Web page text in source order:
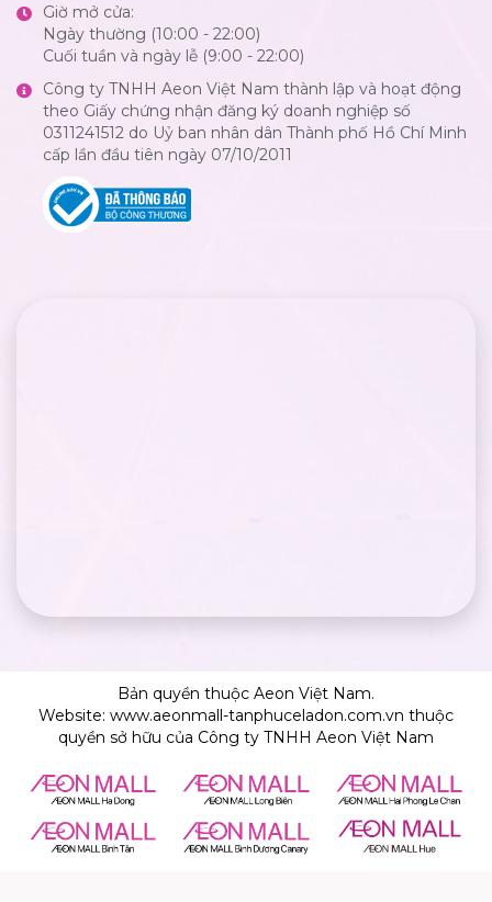
Giờ mở cửa:
Ngày thường (10:00 - 22:00)
Cuối tuần và ngày lễ (9:00 - 22:00)
Công ty TNHH Aeon Việt Nam thành lập và hoạt động
theo Giấy chứng nhận đăng ký doanh nghiệp số
0311241512 do Uỷ ban nhân dân Thành phố Hồ Chí Minh
cấp lần đầu tiên ngày 07/10/2011
Bản quyền thuộc Aeon Việt Nam.
Website: www.aeonmall-tanphuceladon.com.vn thuộc
quyền sở hữu của Công ty TNHH Aeon Việt Nam